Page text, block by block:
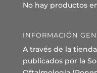
No hay productos
INFORMACIÓN
A través de la
publicados por la